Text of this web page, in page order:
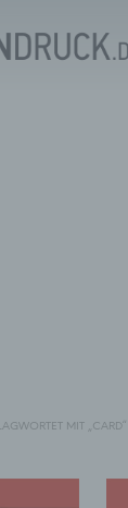
MIT „CARD“